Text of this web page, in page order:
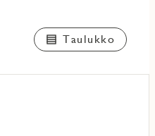
Taulukko